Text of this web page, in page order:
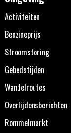
Activiteiten
Benzineprijs
Stroomstoring
Gebedstijden
Wandelroutes
Overlijdensberichten
Rommelmarkt